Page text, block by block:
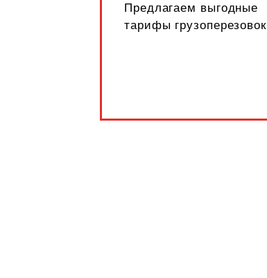
Предлагаем выгодные
тарифы грузоперезовок